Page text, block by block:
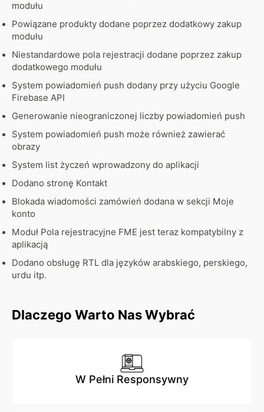
modułu
Powiązane produkty dodane poprzez dodatkowy zakup
modułu
Niestandardowe pola rejestracji dodane poprzez zakup
dodatkowego modułu
System powiadomień push dodany przy użyciu Google
Firebase API
Generowanie nieograniczonej liczby powiadomień push
System powiadomień push może również zawierać
obrazy
System list życzeń wprowadzony do aplikacji
Dodano stronę Kontakt
Blokada wiadomości zamówień dodana w sekcji Moje
konto
Moduł Pola rejestracyjne FME jest teraz kompatybilny z
aplikacją
Dodano obsługę RTL dla języków arabskiego, perskiego,
urdu itp.
Dlaczego Warto Nas Wybrać
W Pełni Responsywny